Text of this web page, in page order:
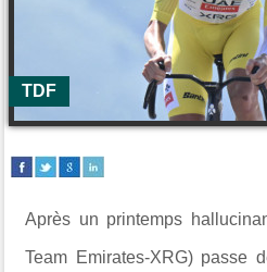
TDF
Après un printemps
Team Emirates-XRG) passe